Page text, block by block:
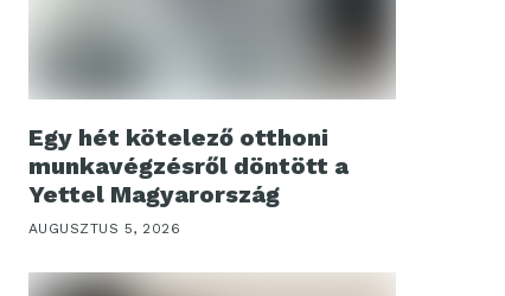
Egy hét kötelező otthoni
munkavégzésről döntött a
Yettel Magyarország
AUGUSZTUS 5, 2026